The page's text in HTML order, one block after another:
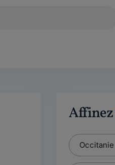
Affinez